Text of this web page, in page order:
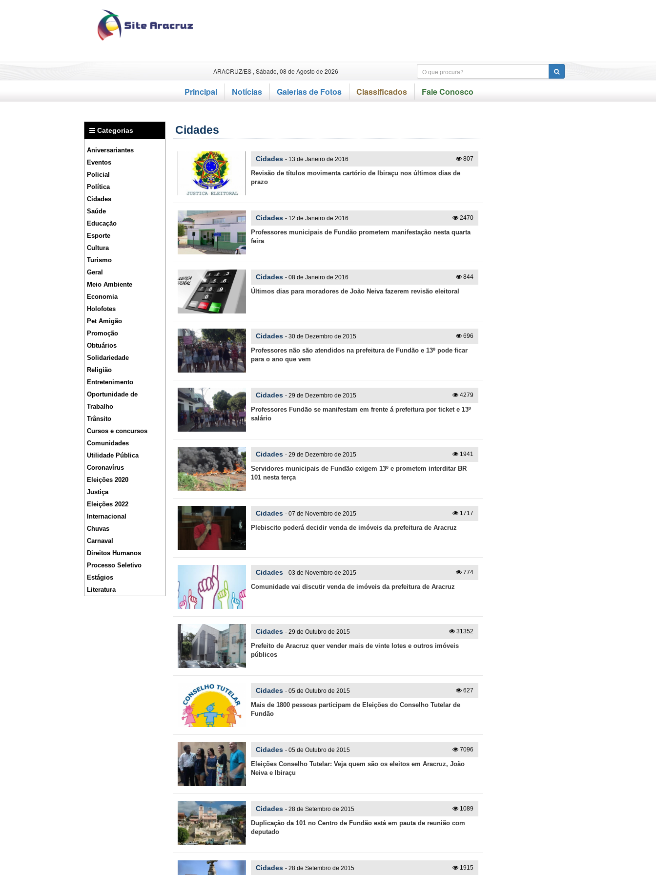
ARACRUZ/ES , Sábado, 08 de Agosto de 2026
Principal Notícias Galerias de Fotos Classificados Fale Conosco
Categorias
Aniversariantes
Eventos
Policial
Política
Cidades
Saúde
Educação
Esporte
Cultura
Turismo
Geral
Meio Ambiente
Economia
Holofotes
Pet Amigão
Promoção
Obtuários
Solidariedade
Religião
Entretenimento
Oportunidade de
Trabalho
Trânsito
Cursos e concursos
Comunidades
Utilidade Pública
Coronavírus
Eleições 2020
Justiça
Eleições 2022
Internacional
Chuvas
Carnaval
Direitos Humanos
Processo Seletivo
Estágios
Literatura
Cidades
807
Cidades - 13 de Janeiro de 2016
Revisão de títulos movimenta cartório de Ibiraçu nos últimos dias de
prazo
2470
Cidades - 12 de Janeiro de 2016
Professores municipais de Fundão prometem manifestação nesta quarta
feira
844
Cidades - 08 de Janeiro de 2016
Últimos dias para moradores de João Neiva fazerem revisão eleitoral
696
Cidades - 30 de Dezembro de 2015
Professores não são atendidos na prefeitura de Fundão e 13º pode ficar
para o ano que vem
4279
Cidades - 29 de Dezembro de 2015
Professores Fundão se manifestam em frente á prefeitura por ticket e 13º
salário
1941
Cidades - 29 de Dezembro de 2015
Servidores municipais de Fundão exigem 13º e prometem interditar BR
101 nesta terça
1717
Cidades - 07 de Novembro de 2015
Plebiscito poderá decidir venda de imóveis da prefeitura de Aracruz
774
Cidades - 03 de Novembro de 2015
Comunidade vai discutir venda de imóveis da prefeitura de Aracruz
31352
Cidades - 29 de Outubro de 2015
Prefeito de Aracruz quer vender mais de vinte lotes e outros imóveis
públicos
627
Cidades - 05 de Outubro de 2015
Mais de 1800 pessoas participam de Eleições do Conselho Tutelar de
Fundão
7096
Cidades - 05 de Outubro de 2015
Eleições Conselho Tutelar: Veja quem são os eleitos em Aracruz, João
Neiva e Ibiraçu
1089
Cidades - 28 de Setembro de 2015
Duplicação da 101 no Centro de Fundão está em pauta de reunião com
deputado
1915
Cidades - 28 de Setembro de 2015